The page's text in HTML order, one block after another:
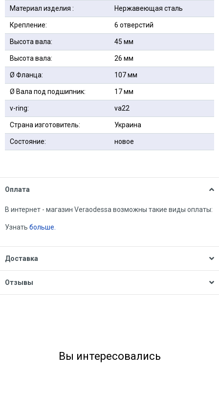
Материал изделия : Нержавеющая сталь
Крепление: 6 отверстий
Высота вала: 45 мм
Высота вала: 26 мм
Ø Фланца: 107 мм
Ø Вала под подшипник: 17 мм
v-ring: va22
Страна изготовитель: Украина
Состояние: новое
Оплата
В интернет - магазин Veraodessa возможны такие виды оплаты:
Узнать больше.
Доставка
Отзывы
Вы интересовались